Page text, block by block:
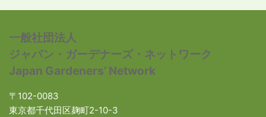
一般社団法人
ジャパン・ガーデナーズ・ネットワーク
Japan Gardeners’ Network
〒102-0083
東京都千代田区麹町2-10-3